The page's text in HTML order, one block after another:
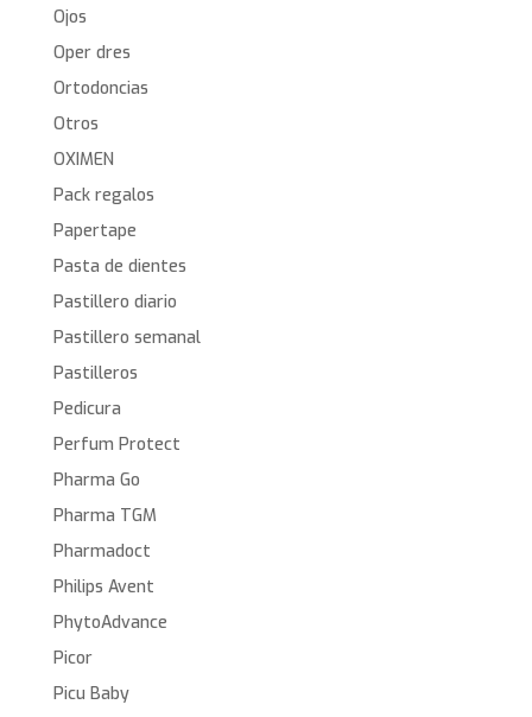
Ojos
Oper dres
Ortodoncias
Otros
OXIMEN
Pack regalos
Papertape
Pasta de dientes
Pastillero diario
Pastillero semanal
Pastilleros
Pedicura
Perfum Protect
Pharma Go
Pharma TGM
Pharmadoct
Philips Avent
PhytoAdvance
Picor
Picu Baby